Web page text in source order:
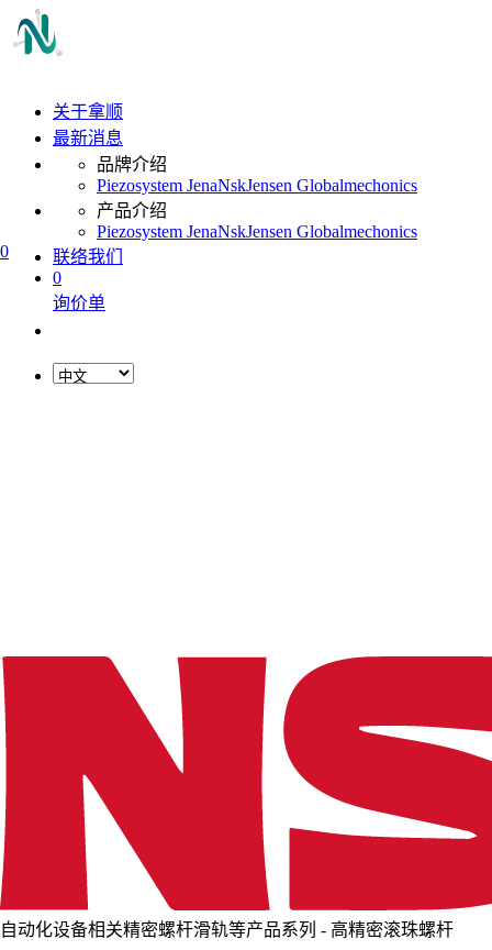
0
关于拿顺
最新消息
品牌介绍
Piezosystem JenaNskJensen Globalmechonics
产品介绍
Piezosystem JenaNskJensen Globalmechonics
联络我们
0
询价单
自动化设备相关精密螺杆滑轨等产品系列 - 高精密滚珠螺杆